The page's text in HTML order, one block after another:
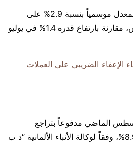
وانخفض الإنتاج الصناعي المعدل موسمياً بنسبة 2.9% على
أساس شهري في أغسطس، مقارنة بارتفاع قدره 1.4% في يوليو
الإعفاء الضريبي على العملات
الماضي مدفوعاً بتراجع
الصناعات الدوائية بنسبة 8.9%، وفقاً لوكالة الأنباء الألمانية “د ب